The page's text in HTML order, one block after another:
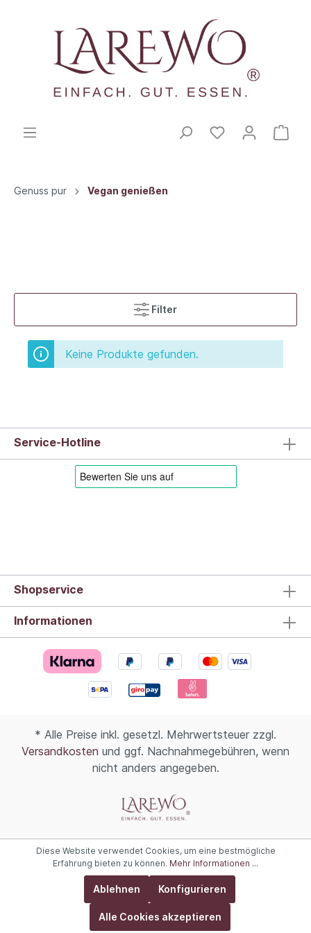
Genuss pur Vegan genießen
Filter
Keine Produkte gefunden.
Service-Hotline
Shopservice
Informationen
* Alle Preise inkl. gesetzl. Mehrwertsteuer zzgl.
Versandkosten und ggf. Nachnahmegebühren, wenn
nicht anders angegeben.
Diese Website verwendet Cookies, um eine bestmögliche
Erfahrung bieten zu können. Mehr Informationen ...
Ablehnen Konfigurieren
Alle Cookies akzeptieren